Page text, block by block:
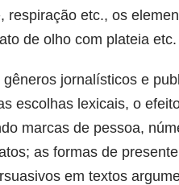
etc., os
de olho com plateia etc.
jornalísticos e
escolhas lexicais, o
marcas de pessoa,
as formas de
em textos